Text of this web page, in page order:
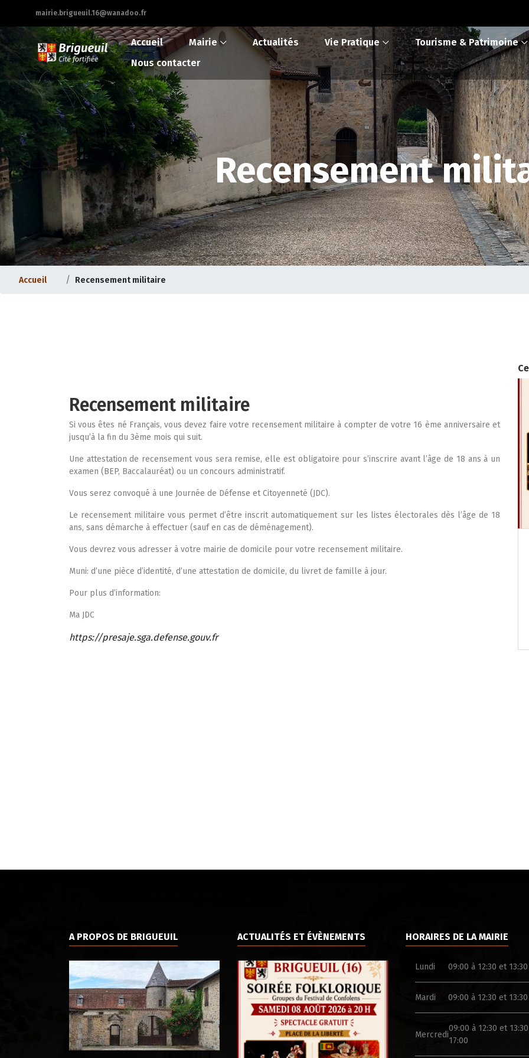
mairie.brigueuil.16@wanadoo.fr
Accueil Mairie Actualités Vie Pratique Tourisme & Patrimoine
Nous contacter
Recensement
Accueil Recensement militaire
Recensement militaire
Si vous êtes né Français, vous devez faire votre recensement militaire à compter de votre 16 ème anniversaire et
jusqu’à la fin du 3ème mois qui suit.
Une attestation de recensement vous sera remise, elle est obligatoire pour s’inscrire avant l’âge de 18 ans à un
examen (BEP, Baccalauréat) ou un concours administratif.
Vous serez convoqué à une Journée de Défense et Citoyenneté (JDC).
Le recensement militaire vous permet d’être inscrit automatiquement sur les listes électorales dès l’âge de 18
ans, sans démarche à effectuer (sauf en cas de déménagement).
Vous devrez vous adresser à votre mairie de domicile pour votre recensement militaire.
Muni: d’une pièce d’identité, d’une attestation de domicile, du livret de famille à jour.
Pour plus d’information:
Ma JDC
https://presaje.sga.defense.gouv.fr
le déploiement? A ce
Evolution du bourg |
La maison médicale d’appui
sol, abritera un hall d’accueil avec […]
Soirée Folklorique – Brigueuil –
Samedi 08 aout
A PROPOS DE BRIGUEUIL ACTUALITÉS ET ÉVÈNEMENTS HORAIRES DE LA MAIRIE
Lundi 09:00 à 12:30 et
Mardi 09:00 à 12:30 et
Mercredi
09:00 à 12:30 et
17:00